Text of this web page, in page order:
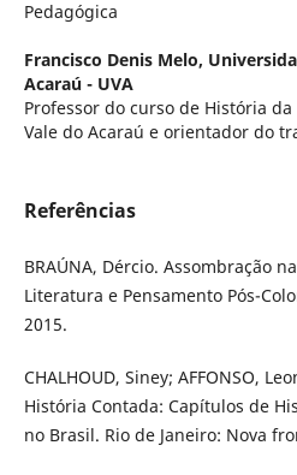
Pedagógica
Francisco Denis Melo,
Acaraú - UVA
Professor do curso de História
Vale do Acaraú e orientador do
Referências
BRAÚNA, Dércio. Assombração
Literatura e Pensamento Pós-
2015.
CHALHOUD, Siney; AFFONSO,
História Contada: Capítulos de
no Brasil. Rio de Janeiro: Nova